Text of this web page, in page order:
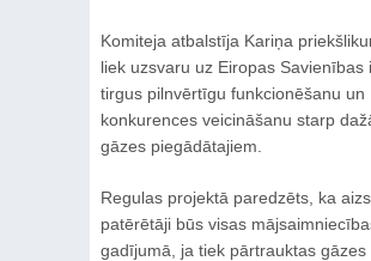
Komiteja atbalstīja Kariņa
liek uzsvaru uz Eiropas Savienības
tirgus pilnvērtīgu funkcionēšanu un
konkurences veicināšanu starp
gāzes piegādātajiem.
Regulas projektā paredzēts, ka
patērētāji būs visas
gadījumā, ja tiek pārtrauktas gāzes